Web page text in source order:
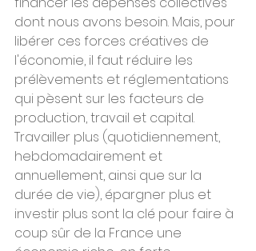
dont nous avons besoin. Mais, pour
libérer ces forces créatives de
l'économie, il faut réduire les
prélèvements et réglementations
qui pèsent sur les facteurs de
production, travail et capital.
Travailler plus (quotidiennement,
hebdomadairement et
annuellement, ainsi que sur la
durée de vie), épargner plus et
investir plus sont la clé pour faire à
coup sûr de la France une